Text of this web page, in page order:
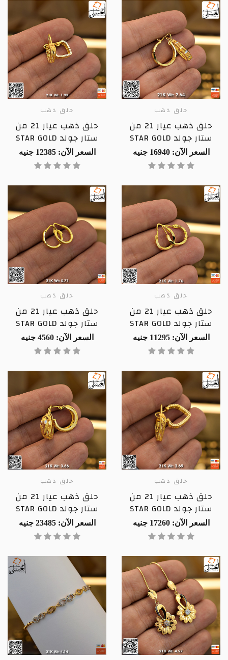
حلق ذهب
حلق ذهب عيار 21 من
ستار جولد STAR GOLD
السعر الآن: 16940 جنيه
حلق ذهب
حلق ذهب عيار 21 من
ستار جولد STAR GOLD
السعر الآن: 12385 جنيه
حلق ذهب
حلق ذهب عيار 21 من
ستار جولد STAR GOLD
السعر الآن: 11295 جنيه
حلق ذهب
حلق ذهب عيار 21 من
ستار جولد STAR GOLD
السعر الآن: 4560 جنيه
حلق ذهب
حلق ذهب عيار 21 من
ستار جولد STAR GOLD
السعر الآن: 17260 جنيه
حلق ذهب
حلق ذهب عيار 21 من
ستار جولد STAR GOLD
السعر الآن: 23485 جنيه